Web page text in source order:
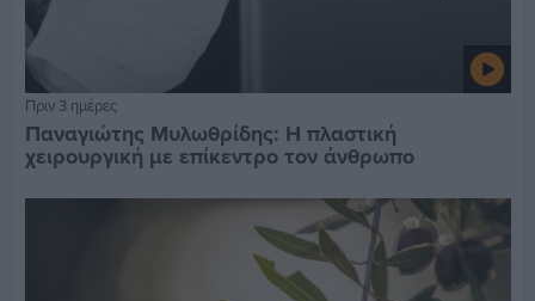
Πριν 3 ημέρες
Παναγιώτης Μυλωθρίδης: Η πλαστική
χειρουργική με επίκεντρο τον άνθρωπο